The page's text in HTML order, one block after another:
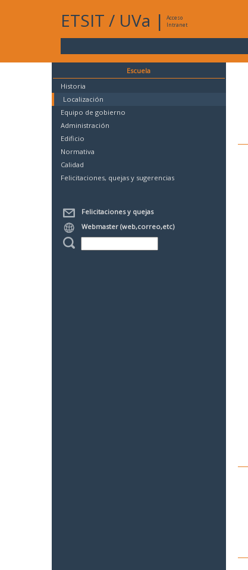
ETSIT / UVa |
Acceso
Intranet
Escuela
Historia
Localización
Equipo de gobierno
Administración
Edificio
Normativa
Calidad
Felicitaciones, quejas y sugerencias
Felicitaciones y quejas
Webmaster (web,correo,etc)